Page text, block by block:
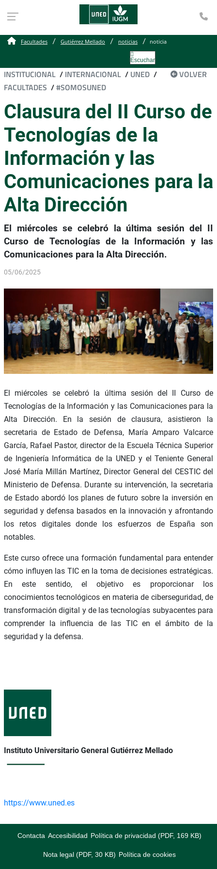
Facultades Gutiérrez Mellado noticias noticia
Escuchar
INSTITUCIONAL / INTERNACIONAL / UNED /
FACULTADES /#SOMOSUNED
VOLVER
Clausura del II Curso de
Tecnologías de la
Información y las
Comunicaciones para la
Alta Dirección
El miércoles se celebró la última sesión del II
Curso de Tecnologías de la Información y las
Comunicaciones para la Alta Dirección.
05/06/2025
El miércoles se celebró la última sesión del II Curso de
Tecnologías de la Información y las Comunicaciones para la
Alta Dirección. En la sesión de clausura, asistieron la
secretaria de Estado de Defensa, María Amparo Valcarce
García, Rafael Pastor, director de la Escuela Técnica Superior
de Ingeniería Informática de la UNED y el Teniente General
José María Millán Martínez, Director General del CESTIC del
Ministerio de Defensa. Durante su intervención, la secretaria
de Estado abordó los planes de futuro sobre la inversión en
seguridad y defensa basados en la innovación y afrontando
los retos digitales donde los esfuerzos de España son
notables.
Este curso ofrece una formación fundamental para entender
cómo influyen las TIC en la toma de decisiones estratégicas.
En este sentido, el objetivo es proporcionar los
conocimientos tecnológicos en materia de ciberseguridad, de
transformación digital y de las tecnologías subyacentes para
comprender la influencia de las TIC en el ámbito de la
seguridad y la defensa.
Instituto Universitario General Gutiérrez Mellado
https://www.uned.es
Contacta Accesibilidad Política de privacidad (PDF, 169 KB)
Nota legal (PDF, 30 KB) Política de cookies